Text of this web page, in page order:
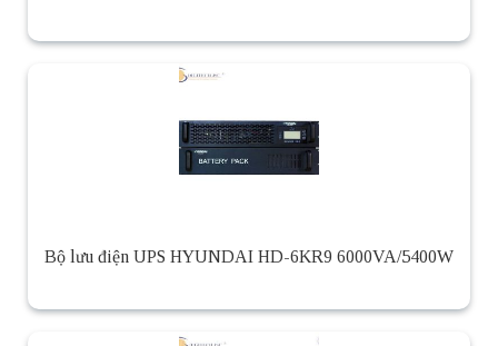
Bộ lưu điện UPS HYUNDAI HD-6KR9 6000VA/5400W